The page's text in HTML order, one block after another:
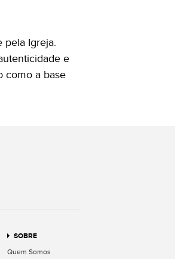
pela Igreja.
e
como a base
SOBRE
Quem Somos